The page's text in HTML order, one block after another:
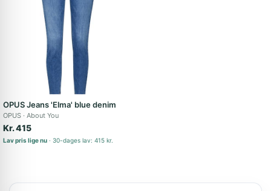
OPUS Jeans 'Elma' blue denim
OPUS About You
Kr. 415
Lav pris lige nu 30-dages lav: 415 kr.